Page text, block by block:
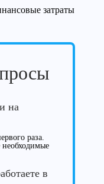
затраты
на
раза.
необходимые
в